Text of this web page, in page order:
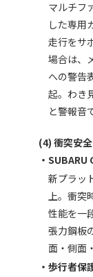
マルチフ
した専用
走行をサ
場合は、
への警告
起。わき
と警報音
(4) 衝突安全
・SUBARU
新プラッ
上。衝突
性能を一
張力鋼板
面・側面
・歩行者保